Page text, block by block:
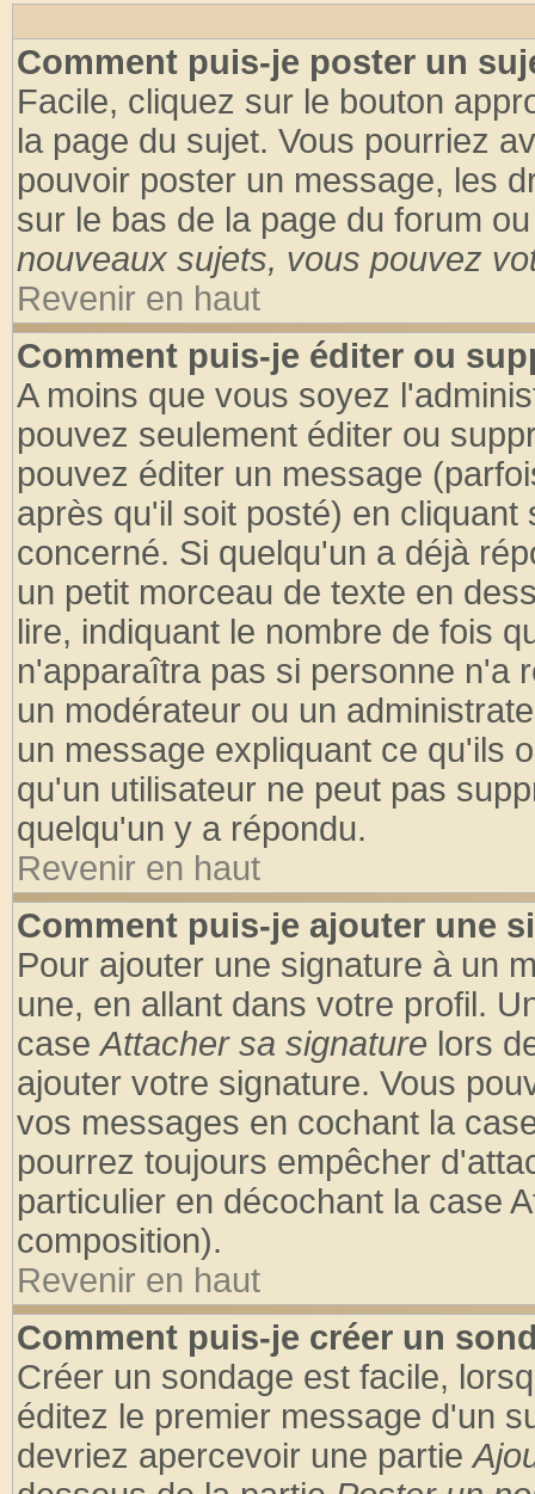
Comment puis-je poster un
Facile, cliquez sur le bouton
la page du sujet. Vous pourriez
pouvoir poster un message, les
sur le bas de la page du forum
nouveaux sujets, vous pouvez
Revenir en haut
Comment puis-je éditer ou
A moins que vous soyez
pouvez seulement éditer ou
pouvez éditer un message
après qu'il soit posté) en
concerné. Si quelqu'un a déjà
un petit morceau de texte en
lire, indiquant le nombre de fois
n'apparaîtra pas si personne n'a
un modérateur ou un
un message expliquant ce qu'ils
qu'un utilisateur ne peut pas
quelqu'un y a répondu.
Revenir en haut
Comment puis-je ajouter une
Pour ajouter une signature à un
une, en allant dans votre profil.
caseAttacher sa signature lors
ajouter votre signature. Vous
vos messages en cochant la
pourrez toujours empêcher
particulier en décochant la case
composition).
Revenir en haut
Comment puis-je créer un
Créer un sondage est facile,
éditez le premier message d'un
devriez apercevoir une partie